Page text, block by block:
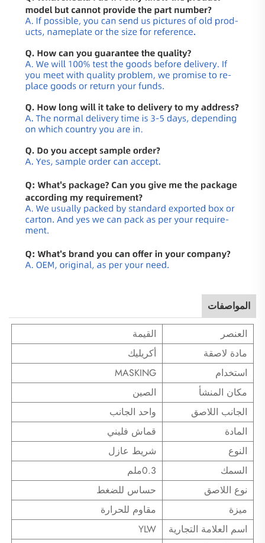
المواصفات
العنصر
القيمة
مادة لاصقة
أكريليك
استخدام
MASKING
مكان المنشأ
الصين
الجانب اللاصق
واحد الجانب
المادة
قماش فليني
النوع
شريط عازل
السمك
0.3ملم
نوع اللاصق
حساس للضغط
ميزة
مقاوم للحرارة
اسم العلامة التجارية
YLW